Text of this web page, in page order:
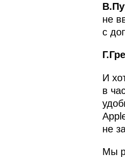
не
с
И
в
не
Мы